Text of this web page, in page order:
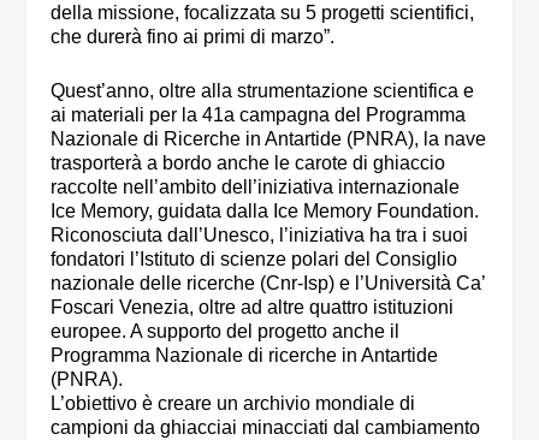
della missione, focalizzata su 5 progetti scientifici,
che durerà fino ai primi di marzo”.
Quest’anno, oltre alla strumentazione scientifica e
ai materiali per la 41a campagna del Programma
Nazionale di Ricerche in Antartide (PNRA), la nave
trasporterà a bordo anche le carote di ghiaccio
raccolte nell’ambito dell’iniziativa internazionale
Ice Memory, guidata dalla Ice Memory Foundation.
Riconosciuta dall’Unesco, l’iniziativa ha tra i suoi
fondatori l’Istituto di scienze polari del Consiglio
nazionale delle ricerche (Cnr-Isp) e l’Università Ca’
Foscari Venezia, oltre ad altre quattro istituzioni
europee. A supporto del progetto anche il
Programma Nazionale di ricerche in Antartide
(PNRA).
L’obiettivo è creare un archivio mondiale di
campioni da ghiacciai minacciati dal cambiamento